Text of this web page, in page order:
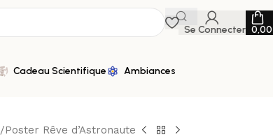
Se Connecter
Cadeau Scientifique Ambiances
Poster Rêve d’Astronaute